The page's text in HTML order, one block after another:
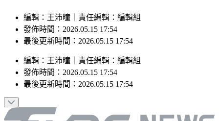
編輯：王沛曈｜責任編輯：編輯組
發佈時間：2026.05.15 17:54
最後更新時間：2026.05.15 17:54
編輯 ： 王沛曈 責任編輯 ： 編輯組
發佈時間： 2026.05.15 17:54
最後更新時間： 2026.05.15 17:54